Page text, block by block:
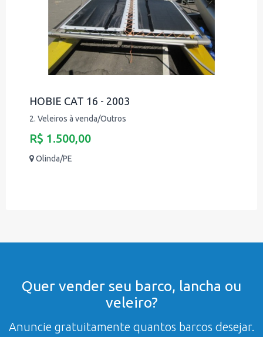
HOBIE CAT 16 - 2003
2. Veleiros à venda/Outros
R$ 1.500,00
Olinda/PE
Quer vender seu barco, lancha ou
veleiro?
Anuncie gratuitamente quantos barcos desejar.